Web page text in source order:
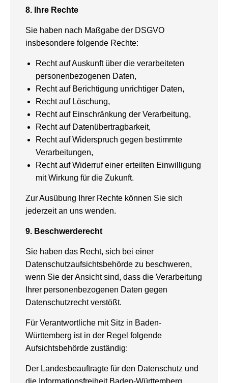
8. Ihre Rechte
Sie haben nach Maßgabe der DSGVO
insbesondere folgende Rechte:
Recht auf Auskunft über die verarbeiteten
personenbezogenen Daten,
Recht auf Berichtigung unrichtiger Daten,
Recht auf Löschung,
Recht auf Einschränkung der Verarbeitung,
Recht auf Datenübertragbarkeit,
Recht auf Widerspruch gegen bestimmte
Verarbeitungen,
Recht auf Widerruf einer erteilten Einwilligung
mit Wirkung für die Zukunft.
Zur Ausübung Ihrer Rechte können Sie sich
jederzeit an uns wenden.
9. Beschwerderecht
Sie haben das Recht, sich bei einer
Datenschutzaufsichtsbehörde zu beschweren,
wenn Sie der Ansicht sind, dass die Verarbeitung
Ihrer personenbezogenen Daten gegen
Datenschutzrecht verstößt.
Für Verantwortliche mit Sitz in Baden-
Württemberg ist in der Regel folgende
Aufsichtsbehörde zuständig:
Der Landesbeauftragte für den Datenschutz und